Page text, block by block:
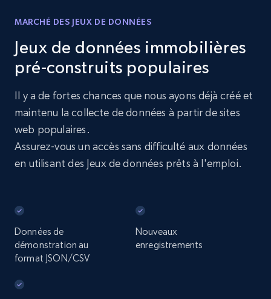
MARCHÉ DES JEUX DE DONNÉES
Jeux de données immobilières
pré-construits populaires
Il y a de fortes chances que nous ayons déjà créé et
maintenu la collecte de données à partir de sites
web populaires.
Assurez-vous un accès sans difficulté aux données
en utilisant des Jeux de données prêts à l'emploi.
Données de
démonstration au
format JSON/CSV
Nouveaux
enregistrements